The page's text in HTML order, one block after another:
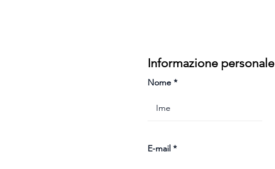
Informazione personale
Nome
E-mail